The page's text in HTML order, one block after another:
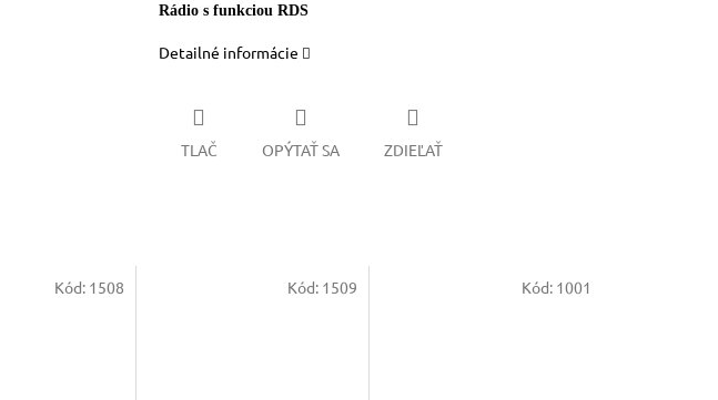
Rádio s funkciou RDS
Detailné informácie
TLAČ OPÝTAŤ SA ZDIEĽAŤ
Kód: 1508 Kód: 1509 Kód: 1001